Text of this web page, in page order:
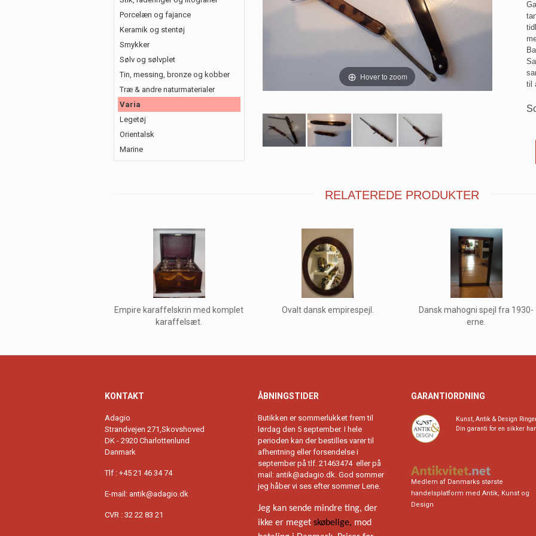
Porcelæn og fajance
Keramik og stentøj
Smykker
Sølv og sølvplet
Tin, messing, bronze og kobber
Træ & andre naturmaterialer
Varia
Legetøj
Orientalsk
Marine
Hover to zoom
til
RELATEREDE PRODUKTER
Empire karaffelskrin med komplet
karaffelsæt.
Ovalt dansk empirespejl.
Dansk mahogni spejl fra 1930-
erne.
KONTAKT
Adagio
Strandvejen 271,Skovshoved
DK - 2920 Charlottenlund
Danmark
Tlf : +45 21 46 34 74
E-mail: antik@adagio.dk
CVR : 32 22 83 21
ÅBNINGSTIDER
Butikken er sommerlukket frem til
lørdag den 5 september. I hele
perioden kan der bestilles varer til
afhentning eller forsendelse i
september på tlf. 21463474 eller på
mail: antik@adagio.dk. God sommer
jeg håber vi ses efter sommer Lene.
Jeg kan sende mindre ting, der
ikke er meget skøbelige, mod
GARANTIORDNING
Kunst, Antik & Design
Din garanti for en sikker
Medlem af Danmarks største
handelsplatform med Antik, Kunst og
Design